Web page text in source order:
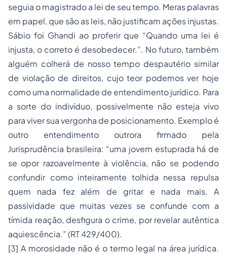
seguia o magistrado a lei de seu tempo. Meras palavras
em papel, que são as leis, não justificam ações injustas.
Sábio foi Ghandi ao proferir que “Quando uma lei é
injusta, o correto é desobedecer.”. No futuro, também
alguém colherá de nosso tempo despautério similar
de violação de direitos, cujo teor podemos ver hoje
como uma normalidade de entendimento jurídico. Para
a sorte do indivíduo, possivelmente não esteja vivo
para viver sua vergonha de posicionamento. Exemplo é
outro entendimento outrora firmado pela
Jurisprudência brasileira: “uma jovem estuprada há de
se opor razoavelmente à violência, não se podendo
confundir como inteiramente tolhida nessa repulsa
quem nada fez além de gritar e nada mais. A
passividade que muitas vezes se confunde com a
tímida reação, desfigura o crime, por revelar autêntica
aquiescência.” (RT 429/400).
[3] A morosidade não é o termo legal na área jurídica.